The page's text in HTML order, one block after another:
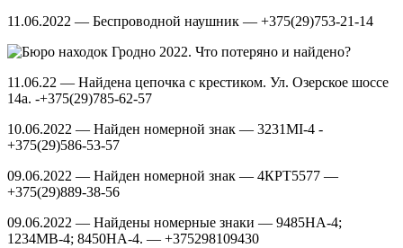
11.06.2022 — Беспроводной наушник — +375(29)753-21-14
11.06.22 — Найдена цепочка с крестиком. Ул. Озерское шоссе
14а. -+375(29)785-62-57
10.06.2022 — Найден номерной знак — 3231MI-4 -
+375(29)586-53-57
09.06.2022 — Найден номерной знак — 4КРТ5577 —
+375(29)889-38-56
09.06.2022 — Найдены номерные знаки — 9485HA-4;
1234MB-4; 8450HA-4. — +375298109430